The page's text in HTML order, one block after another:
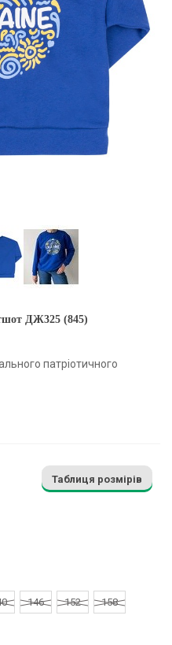
ДЖ325 (845)
патріотичного
Таблиця розмірів
146 152 158